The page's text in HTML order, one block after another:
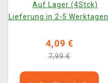
Auf Lager (4Stck)
Lieferung in 2-5 Werktagen.
4,09 €
7,99 €